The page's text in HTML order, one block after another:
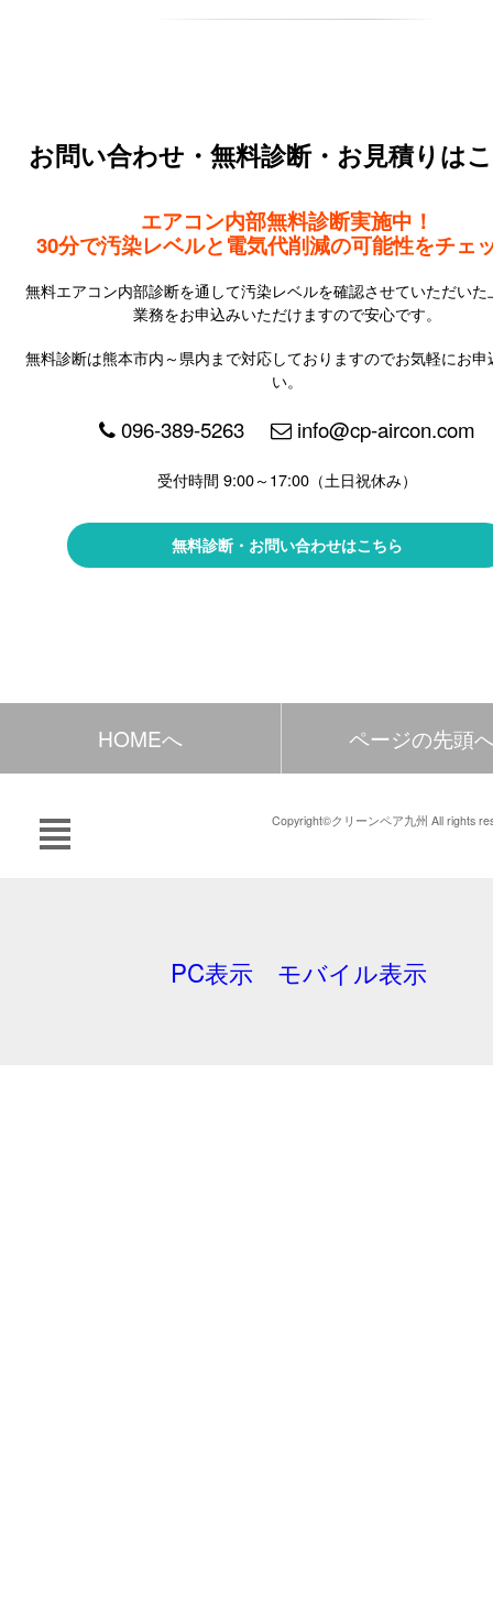
お問い合わせ・無料診断・お見積りは
エアコン内部無料診断実施中！
30分で汚染レベルと電気代削減の可能性をチェ
無料エアコン内部診断を通して汚染レベルを確認させていただいた
業務をお申込みいただけますので安心です。
無料診断は熊本市内～県内まで対応しておりますのでお気軽にお申
い。
096-389-5263 info@cp-aircon.com
受付時間 9:00～17:00（土日祝休み）
無料診断・お問い合わせはこちら
HOMEへ ページの先頭
Copyright©クリーンペア九州 All rights
PC表示 モバイル表示